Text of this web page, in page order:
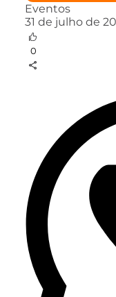
Eventos
31 de julho de
0